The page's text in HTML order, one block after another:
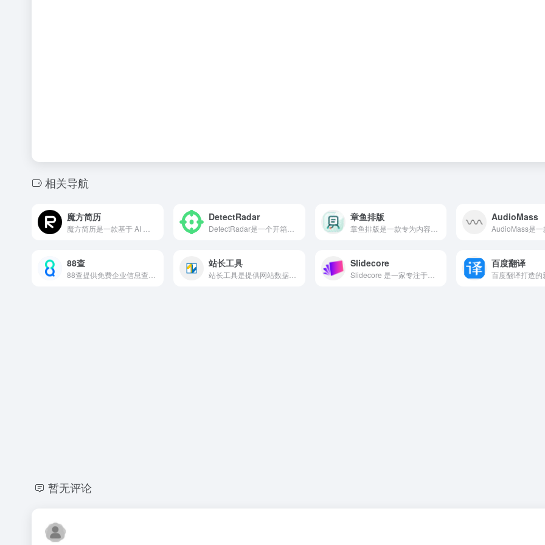
相关导航
魔方简历 DetectRadar 章鱼排版 AudioMass
88查 站长工具
站长工具是提供网站数据查询和分析的实用工具，非常适合SEO从业者和网站管理员使用。
Slidecore
Slidecore 是一家专注于免费 PPT 与 Google Slides 模板的线上资源库，面向商业汇报、学术教学、产品展示、创业路演、市场营销等多种场景。
百度翻译
暂无评论